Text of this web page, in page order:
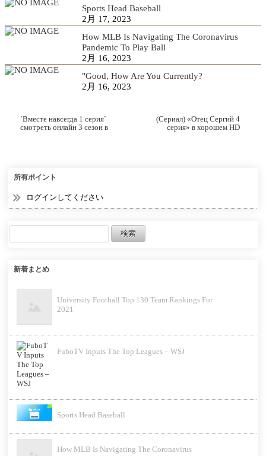
Sports Head Baseball
2月 17, 2023
How MLB Is Navigating The Coronavirus
Pandemic To Play Ball
2月 16, 2023
"Good, How Are You Currently?
2月 16, 2023
`Вместе навсегда 1 серия`
смотреть онлайн 3 сезон в
(Сериал) «Отец Сергий 4
серия» в хорошем HD
所有ポイント
ログインしてください
新着まとめ
University Football Top 130 Team Rankings For
2021
FuboTV Inputs The Top Leagues – WSJ
Sports Head Baseball
How MLB Is Navigating The Coronavirus